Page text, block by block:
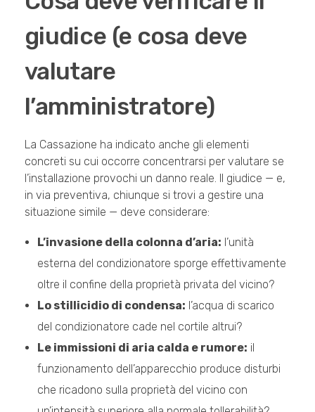
giudice (e cosa deve
valutare
l’amministratore)
La Cassazione ha indicato anche gli elementi
concreti su cui occorre concentrarsi per valutare se
l’installazione provochi un danno reale. Il giudice — e,
in via preventiva, chiunque si trovi a gestire una
situazione simile — deve considerare:
L’invasione della colonna d’aria: l’unità
esterna del condizionatore sporge effettivamente
oltre il confine della proprietà privata del vicino?
Lo stillicidio di condensa: l’acqua di scarico
del condizionatore cade nel cortile altrui?
Le immissioni di aria calda e rumore: il
funzionamento dell’apparecchio produce disturbi
che ricadono sulla proprietà del vicino con